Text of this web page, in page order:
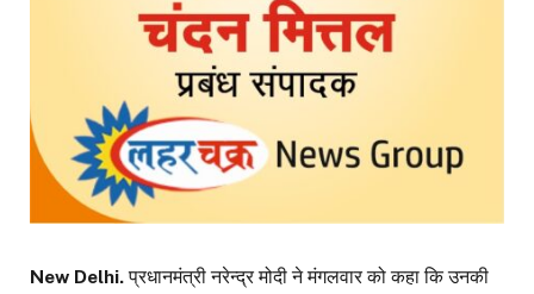
New Delhi.प्रधानमंत्री नरेन्द्र मोदी ने मंगलवार को कहा कि उनकी